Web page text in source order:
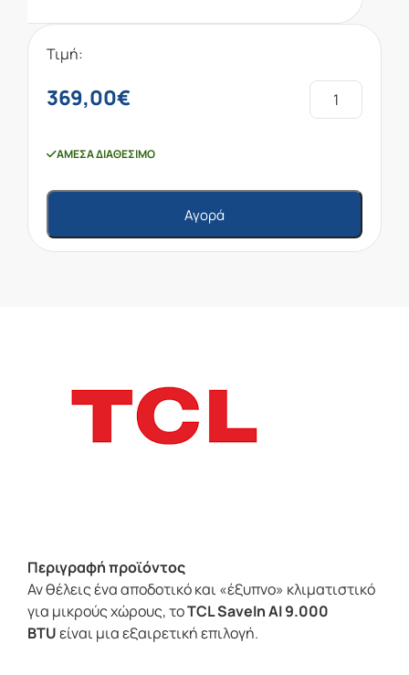
Τιμή:
369,00€
ΆΜΕΣΑ ΔΙΑΘΈΣΙΜΟ
Αγορά
Περιγραφή προϊόντος
Αν θέλεις ένα αποδοτικό και «έξυπνο» κλιματιστικό
για μικρούς χώρους, τοTCL SaveIn AI 9.000
BTUείναι μια εξαιρετική επιλογή.